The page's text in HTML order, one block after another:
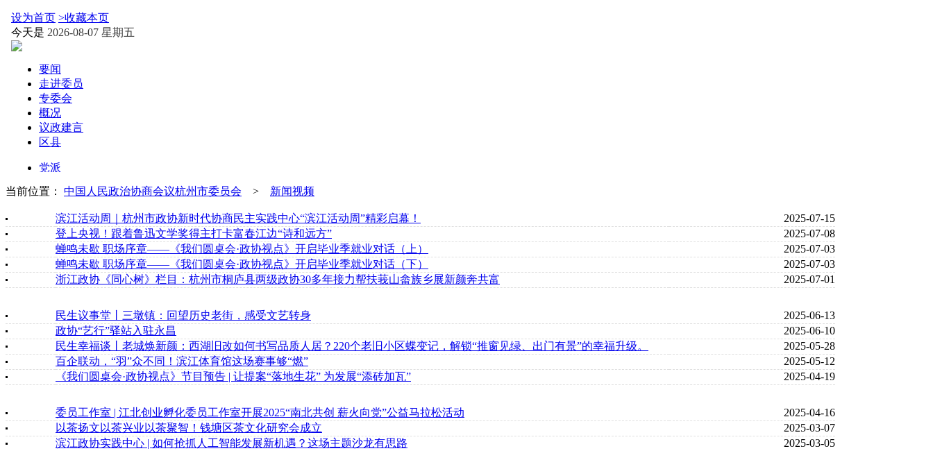
当前位置： 中国人民政治协商会议杭州市委员会 > 新闻视频
滨江活动周｜杭州市政协新时代协商民主实践中心“滨江活动周”精彩启幕！
2025-07-15
登上央视！跟着鲁迅文学奖得主打卡富春江边“诗和远方”
2025-07-08
蝉鸣未歇 职场序章——《我们圆桌会·政协视点》开启毕业季就业对话（上）
2025-07-03
蝉鸣未歇 职场序章——《我们圆桌会·政协视点》开启毕业季就业对话（下）
2025-07-03
浙江政协《同心树》栏目：杭州市桐庐县两级政协30多年接力帮扶莪山畲族乡展新颜奔共富
2025-07-01
民生议事堂丨三墩镇：回望历史老街，感受文艺转身
2025-06-13
政协“艺行”驿站入驻永昌
2025-06-10
民生幸福谈丨老城焕新颜：西湖旧改如何书写品质人居？220个老旧小区蝶变记，解锁“推窗见绿、出门有景”的幸福升级。
2025-05-28
百企联动，“羽”众不同！滨江体育馆这场赛事够“燃”
2025-05-12
《我们圆桌会·政协视点》节目预告 | 让提案“落地生花” 为发展“添砖加瓦”
2025-04-19
委员工作室 | 江北创业孵化委员工作室开展2025“南北共创 薪火向党”公益马拉松活动
2025-04-16
以茶扬文以茶兴业以茶聚智！钱塘区茶文化研究会成立
2025-03-07
滨江政协实践中心 | 如何抢抓人工智能发展新机遇？这场主题沙龙有思路
2025-03-05